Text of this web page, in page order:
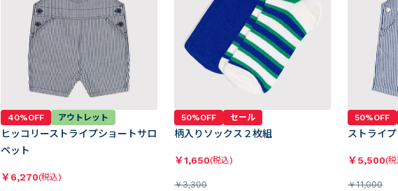
40%OFF アウトレット
ヒッコリーストライプショートサロ
ペット
￥6,270(税込)
50%OFF セール
柄入りソックス２枚組
￥1,650(税込)
￥3,300
50%OFF
ストライ
￥5,500(
￥11,000